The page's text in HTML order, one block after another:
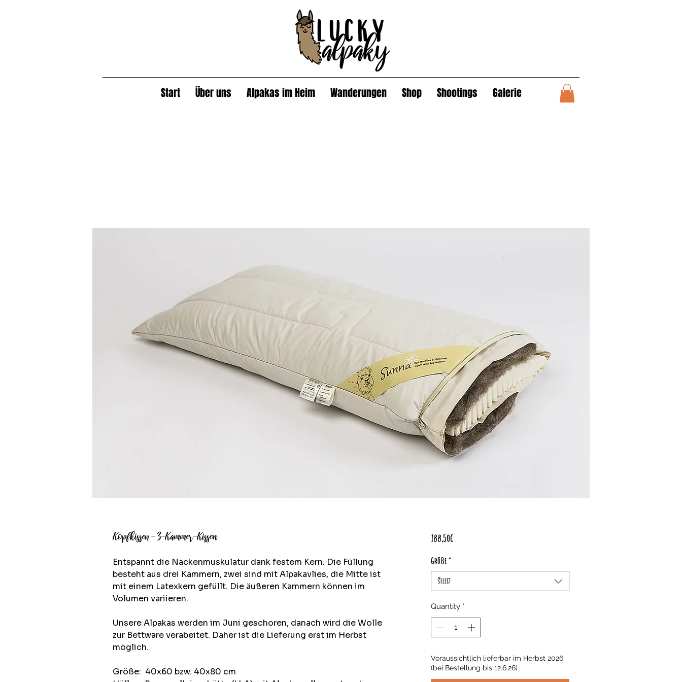
Start Über uns Alpakas im Heim Wanderungen Shop Shootings Galerie
Kopfkissen - 3-Kammer-Kissen
Entspannt die Nackenmuskulatur dank festem Kern. Die Füllung
besteht aus drei Kammern, zwei sind mit Alpakavlies, die Mitte ist
mit einem Latexkern gefüllt. Die äußeren Kammern können im
Volumen variieren.
Unsere Alpakas werden im Juni geschoren, danach wird die Wolle
zur Bettware verabeitet. Daher ist die Lieferung erst im Herbst
möglich.
Größe: 40x60 bzw. 40x80 cm
188,50€Price
Größe *
Select
Quantity *
Voraussichtlich lieferbar im Herbst 2026
(bei Bestellung bis 12.6.26)